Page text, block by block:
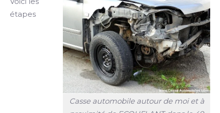
Casse automobile autour de moi et à
étapes